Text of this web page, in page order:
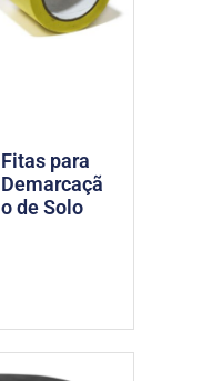
Fitas para
Demarcaçã
o de Solo